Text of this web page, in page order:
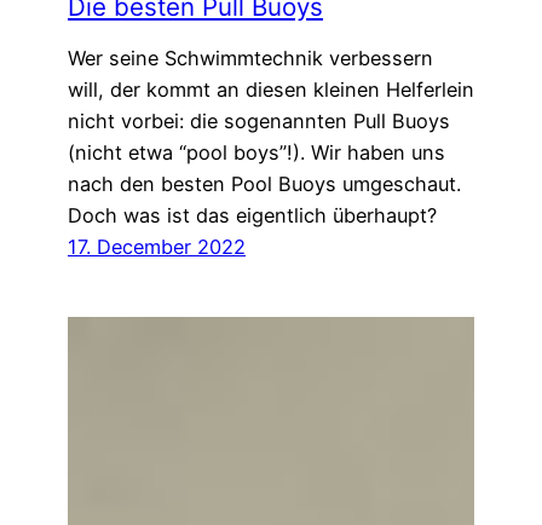
Die besten Pull Buoys
Wer seine Schwimmtechnik verbessern
will, der kommt an diesen kleinen Helferlein
nicht vorbei: die sogenannten Pull Buoys
(nicht etwa “pool boys”!). Wir haben uns
nach den besten Pool Buoys umgeschaut.
Doch was ist das eigentlich überhaupt?
17. December 2022